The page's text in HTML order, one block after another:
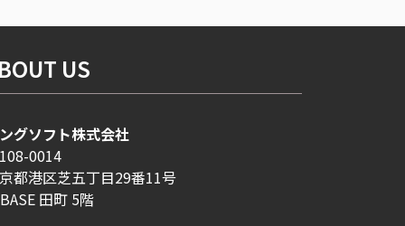
US
グソフト株式会社
0014
都港区芝五丁目29番11号
田町 5階